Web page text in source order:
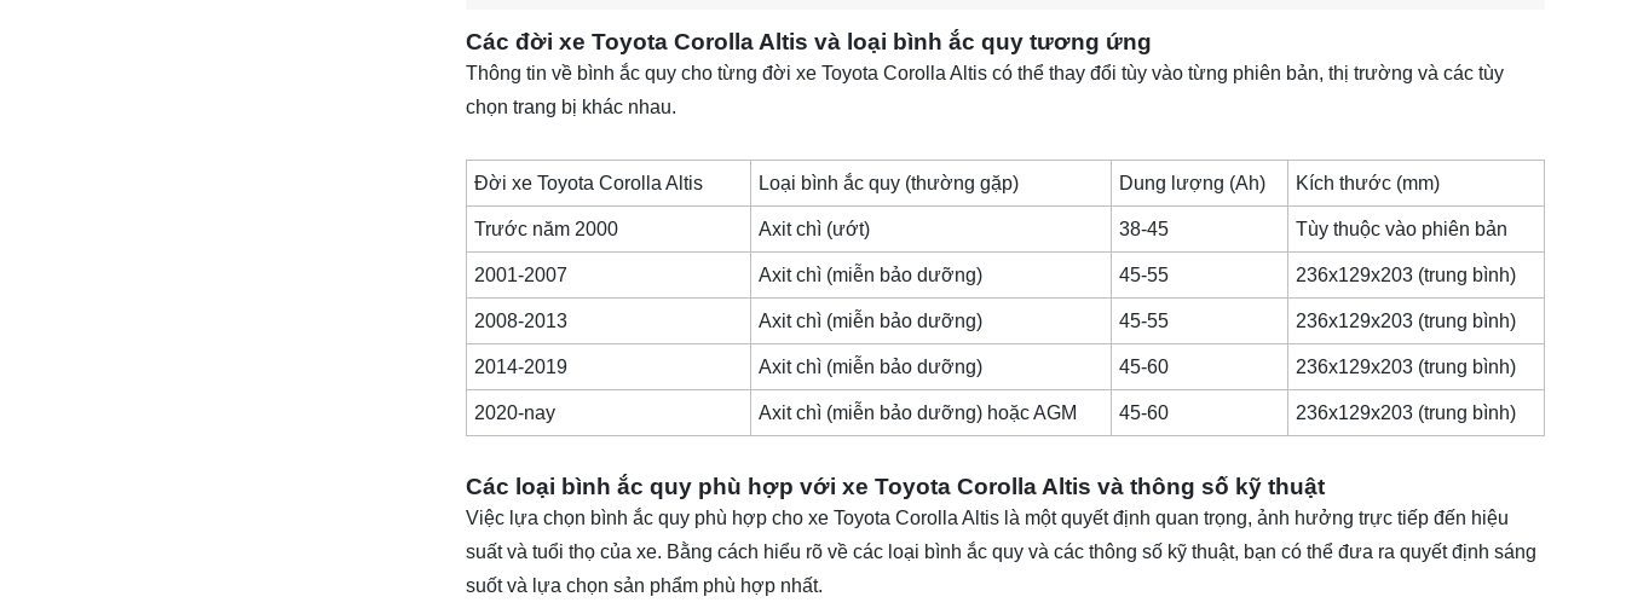
Các đời xe Toyota Corolla Altis và loại bình ắc quy tương ứng
Thông tin về bình ắc quy cho từng đời xe Toyota Corolla Altis có thể thay đổi tùy vào từng phiên bản, thị trường và các tùy
chọn trang bị khác nhau.
Đời xe Toyota Corolla Altis Loại bình ắc quy (thường gặp) Dung lượng (Ah) Kích thước (mm)
Trước năm 2000 Axit chì (ướt) 38-45 Tùy thuộc vào phiên bản
2001-2007 Axit chì (miễn bảo dưỡng) 45-55 236x129x203 (trung bình)
2008-2013 Axit chì (miễn bảo dưỡng) 45-55 236x129x203 (trung bình)
2014-2019 Axit chì (miễn bảo dưỡng) 45-60 236x129x203 (trung bình)
2020-nay Axit chì (miễn bảo dưỡng) hoặc AGM 45-60 236x129x203 (trung bình)
Các loại bình ắc quy phù hợp với xe Toyota Corolla Altis và thông số kỹ thuật
Việc lựa chọn bình ắc quy phù hợp cho xe Toyota Corolla Altis là một quyết định quan trọng, ảnh hưởng trực tiếp đến hiệu
suất và tuổi thọ của xe. Bằng cách hiểu rõ về các loại bình ắc quy và các thông số kỹ thuật, bạn có thể đưa ra quyết định sáng
suốt và lựa chọn sản phẩm phù hợp nhất.